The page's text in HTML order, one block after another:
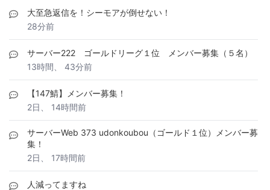
大至急返信を！シーモアが倒せない！
28分前
サーバー222 ゴールドリーグ１位 メンバー募集（５名）
13時間、 43分前
【147鯖】メンバー募集！
2日、 14時間前
サーバーWeb 373 udonkoubou（ゴールド１位）メンバー募
集！
2日、 17時間前
人減ってますね